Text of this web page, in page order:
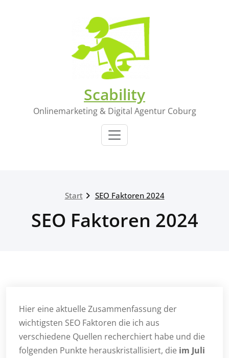
Scability
Onlinemarketing & Digital Agentur Coburg
Start SEO Faktoren 2024
SEO Faktoren 2024
Hier eine aktuelle Zusammenfassung der
wichtigsten SEO Faktoren die ich aus
verschiedene Quellen recherchiert habe und die
folgenden Punkte herauskristallisiert, die im Juli